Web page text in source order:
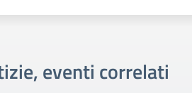
eventi correlati